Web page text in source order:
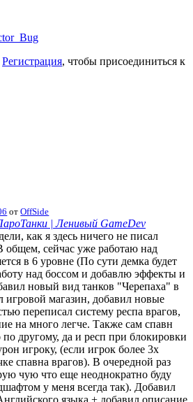
Регистрация, чтобы присоединиться к
отOffSide
| Ленивый GameDev
как я здесь ничего не писал
общем, сейчас уже работаю над
в 6 уровне (По сути демка будет
над боссом и добавлю эффекты и
новый вид танков "Черепаха" в
игровой магазин, добавил новые
переписал систему респа врагов,
на много легче. Также сам спавн
по другому, да и респ при блокировки
игроку, (если игрок более 3х
спавна врагов). В очередной раз
чую что еще неоднократно буду
у меня всегда так). Добавил
языка + добавил описание